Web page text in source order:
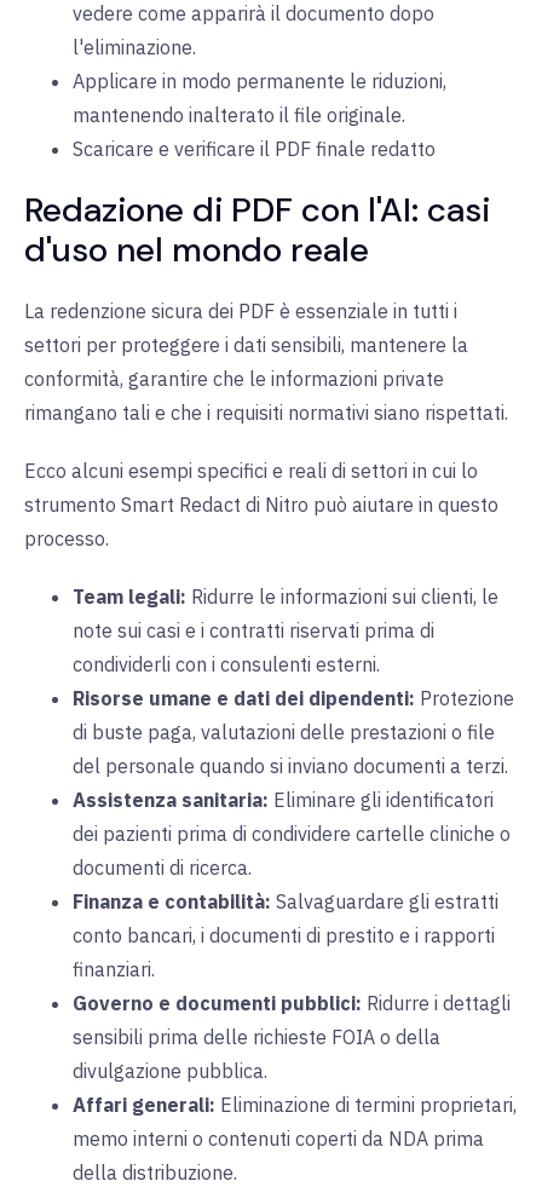
vedere come apparirà il documento dopo
l'eliminazione.
Applicare in modo permanente le riduzioni,
mantenendo inalterato il file originale.
Scaricare e verificare il PDF finale redatto
Redazione di PDF con l'AI: casi
d'uso nel mondo reale
La redenzione sicura dei PDF è essenziale in tutti i
settori per proteggere i dati sensibili, mantenere la
conformità, garantire che le informazioni private
rimangano tali e che i requisiti normativi siano rispettati.
Ecco alcuni esempi specifici e reali di settori in cui lo
strumento Smart Redact di Nitro può aiutare in questo
processo.
Team legali: Ridurre le informazioni sui clienti, le
note sui casi e i contratti riservati prima di
condividerli con i consulenti esterni.
Risorse umane e dati dei dipendenti: Protezione
di buste paga, valutazioni delle prestazioni o file
del personale quando si inviano documenti a terzi.
Assistenza sanitaria: Eliminare gli identificatori
dei pazienti prima di condividere cartelle cliniche o
documenti di ricerca.
Finanza e contabilità: Salvaguardare gli estratti
conto bancari, i documenti di prestito e i rapporti
finanziari.
Governo e documenti pubblici: Ridurre i dettagli
sensibili prima delle richieste FOIA o della
divulgazione pubblica.
Affari generali: Eliminazione di termini proprietari,
memo interni o contenuti coperti da NDA prima
della distribuzione.